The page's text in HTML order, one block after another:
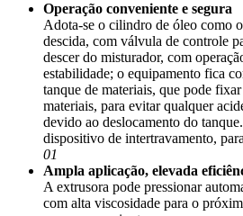
Operação conveniente e segura
Adota-se o cilindro de óleo como
descida, com válvula de controle
descer do misturador, com
estabilidade; o equipamento fica
tanque de materiais, que pode
materiais, para evitar qualquer
devido ao deslocamento do
dispositivo de intertravamento,
01
Ampla aplicação, elevada
A extrusora pode pressionar
com alta viscosidade para o